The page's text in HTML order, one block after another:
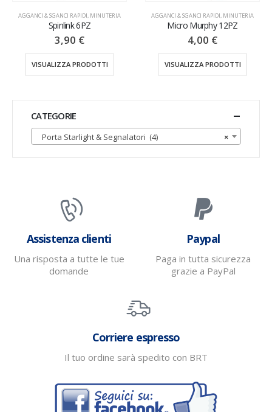
AGGANCI & SGANCI RAPIDI,MINUTERIA
Micro Murphy 12PZ
4,00
VISUALIZZA PRODOTTI
VISUALIZZA PRODOTTI
CATEGORIE
×
Porta Starlight & Segnalatori (4)
Assistenza clienti
Una risposta a tutte le tue
domande
Paypal
Paga in tutta sicurezza
grazie a PayPal
Corriere espresso
Il tuo ordine sarà spedito con BRT